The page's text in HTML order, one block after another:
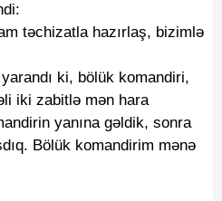
təchizatla hazırlaş, bizimlə
ki, bölük komandiri,
iki zabitlə mən hara
yanına gəldik, sonra
Bölük komandirim mənə